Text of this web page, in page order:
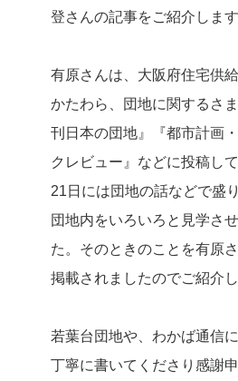
登さんの記事をご紹介します
有原さんは、大阪府住宅供
かたわら、団地に関するさ
刊日本の団地』『都市計画
クレビュー』などに投稿して
21日には団地の話などで盛
団地内をいろいろと見学さ
た。そのときのことを有原
掲載されましたのでご紹介し
若葉台団地や、わかば通信
丁寧に書いてくださり感謝申